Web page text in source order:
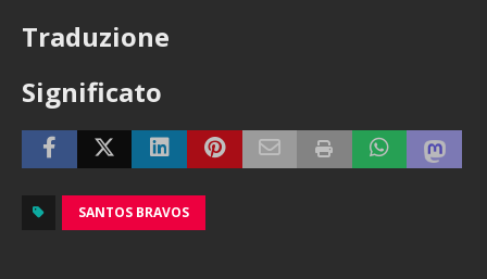
Traduzione
Significato
SANTOS BRAVOS